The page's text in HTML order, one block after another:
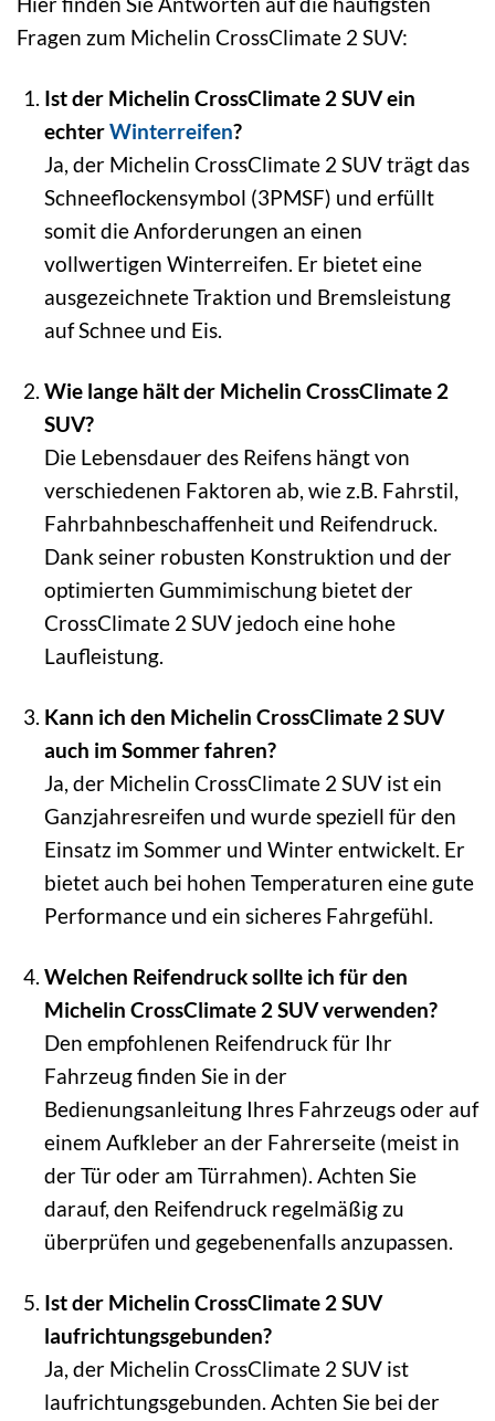
Fragen zum Michelin CrossClimate 2 SUV:
Ist der Michelin CrossClimate 2 SUV ein
echterWinterreifen?
Ja, der Michelin CrossClimate 2 SUV trägt das
Schneeflockensymbol (3PMSF) und erfüllt
somit die Anforderungen an einen
vollwertigen Winterreifen. Er bietet eine
ausgezeichnete Traktion und Bremsleistung
auf Schnee und Eis.
Wie lange hält der Michelin CrossClimate 2
SUV?
Die Lebensdauer des Reifens hängt von
verschiedenen Faktoren ab, wie z.B. Fahrstil,
Fahrbahnbeschaffenheit und Reifendruck.
Dank seiner robusten Konstruktion und der
optimierten Gummimischung bietet der
CrossClimate 2 SUV jedoch eine hohe
Laufleistung.
Kann ich den Michelin CrossClimate 2 SUV
auch im Sommer fahren?
Ja, der Michelin CrossClimate 2 SUV ist ein
Ganzjahresreifen und wurde speziell für den
Einsatz im Sommer und Winter entwickelt. Er
bietet auch bei hohen Temperaturen eine gute
Performance und ein sicheres Fahrgefühl.
Welchen Reifendruck sollte ich für den
Michelin CrossClimate 2 SUV verwenden?
Den empfohlenen Reifendruck für Ihr
Fahrzeug finden Sie in der
Bedienungsanleitung Ihres Fahrzeugs oder auf
einem Aufkleber an der Fahrerseite (meist in
der Tür oder am Türrahmen). Achten Sie
darauf, den Reifendruck regelmäßig zu
überprüfen und gegebenenfalls anzupassen.
Ist der Michelin CrossClimate 2 SUV
laufrichtungsgebunden?
Ja, der Michelin CrossClimate 2 SUV ist
laufrichtungsgebunden. Achten Sie bei der